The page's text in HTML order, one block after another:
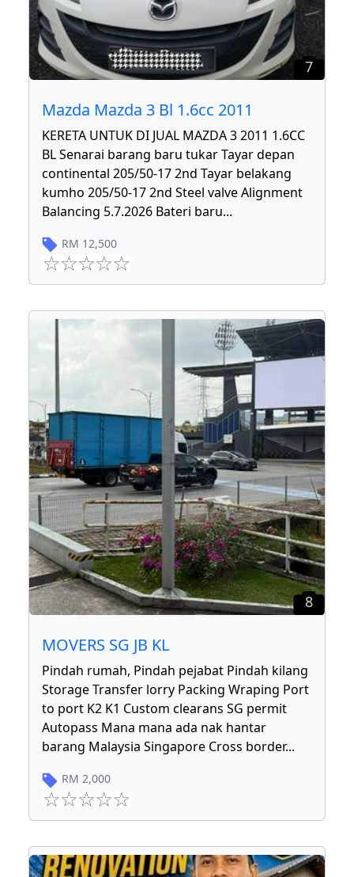
7
Mazda Mazda 3 Bl 1.6cc 2011
KERETA UNTUK DI JUAL MAZDA 3 2011 1.6CC
BL Senarai barang baru tukar Tayar depan
continental 205/50-17 2nd Tayar belakang
kumho 205/50-17 2nd Steel valve Alignment
Balancing 5.7.2026 Bateri baru...
RM 12,500
8
MOVERS SG JB KL
Pindah rumah, Pindah pejabat Pindah kilang
Storage Transfer lorry Packing Wraping Port
to port K2 K1 Custom clearans SG permit
Autopass Mana mana ada nak hantar
barang Malaysia Singapore Cross border...
RM 2,000